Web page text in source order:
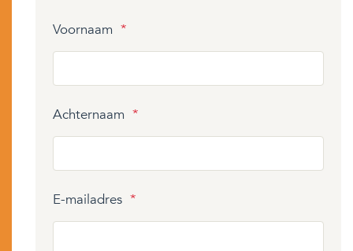
Voornaam *
Achternaam *
E-mailadres *